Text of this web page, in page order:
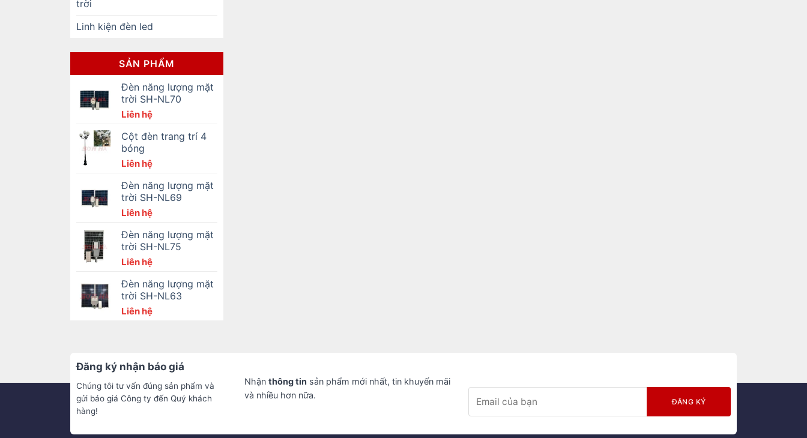
trời
Linh kiện đèn led
SẢN PHẨM
Đèn năng lượng mặt
trời SH-NL70
Liên hệ
Cột đèn trang trí 4
bóng
Liên hệ
Đèn năng lượng mặt
trời SH-NL69
Liên hệ
Đèn năng lượng mặt
trời SH-NL75
Liên hệ
Đèn năng lượng mặt
trời SH-NL63
Liên hệ
Đăng ký nhận báo giá
Chúng tôi tư vấn đúng sản phẩm và
gửi báo giá Công ty đến Quý khách
hàng!
Nhận thông tin sản phẩm mới nhất, tin khuyến mãi
và nhiều hơn nữa.